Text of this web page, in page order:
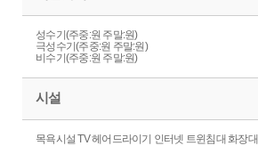
성수기(주중:원 주말:원)
극성수기(주중:원 주말:원)
비수기(주중:원 주말:원)
시설
목욕시설 TV 헤어드라이기 인터넷 트윈침대 화장대